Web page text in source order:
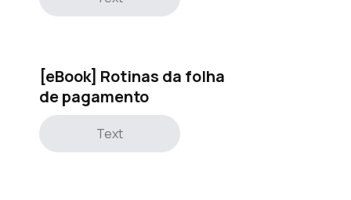
[eBook] Rotinas da folha
de pagamento
Text